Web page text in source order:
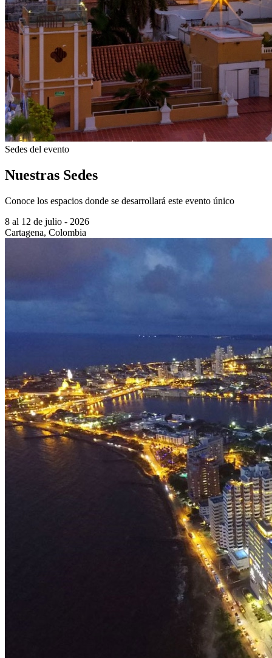
Sedes del evento
Nuestras Sedes
Conoce los espacios donde se desarrollará este evento único
8 al 12 de julio - 2026
Cartagena, Colombia